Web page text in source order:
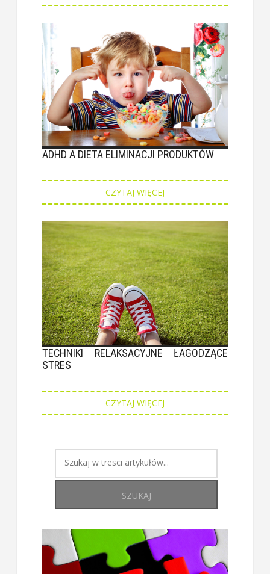
ADHD A DIETA ELIMINACJI PRODUKTÓW
CZYTAJ WIĘCEJ
TECHNIKI RELAKSACYJNE ŁAGODZĄCE
STRES
CZYTAJ WIĘCEJ
SZUKAJ